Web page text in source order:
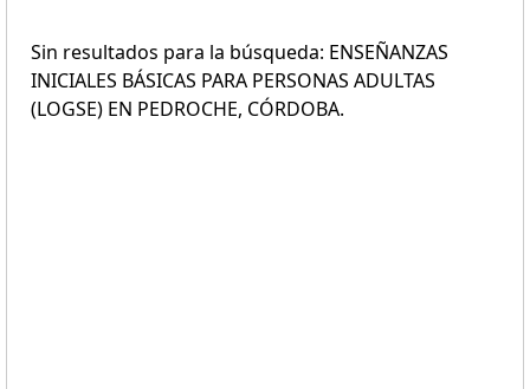
Sin resultados para la búsqueda: ENSEÑANZAS
INICIALES BÁSICAS PARA PERSONAS ADULTAS
(LOGSE) EN PEDROCHE, CÓRDOBA.